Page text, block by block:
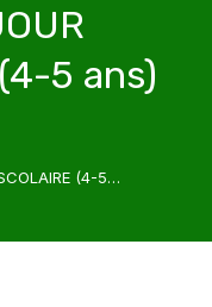
5 ans)
(4-5…